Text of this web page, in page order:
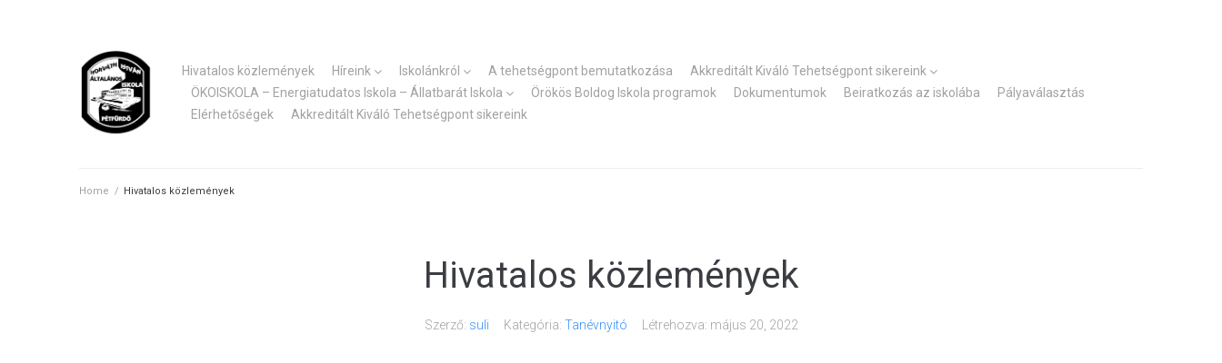
Hivatalos közlemények Híreink Iskolánkról A tehetségpont bemutatkozása
Akkreditált Kiváló Tehetségpont sikereink
ÖKOISKOLA – Energiatudatos Iskola – Állatbarát Iskola
Örökös Boldog Iskola programok Dokumentumok Beiratkozás az iskolába
Pályaválasztás
Elérhetőségek
Akkreditált Kiváló Tehetségpont sikereink
Home / Hivatalos közlemények
Hivatalos közlemények
Szerző: suli Kategória: Tanévnyitó Létrehozva: május 20, 2022